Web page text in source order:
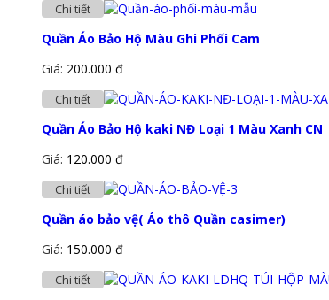
Chi tiết
Quần Áo Bảo Hộ Màu Ghi Phối Cam
Giá: 200.000 đ
Chi tiết
Quần Áo Bảo Hộ kaki NĐ Loại 1 Màu Xanh CN
Giá: 120.000 đ
Chi tiết
Quần áo bảo vệ( Áo thô Quần casimer)
Giá: 150.000 đ
Chi tiết